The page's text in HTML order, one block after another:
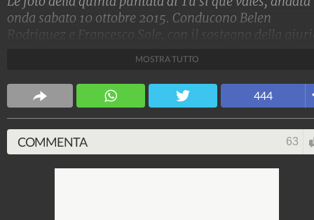
onda sabato 10 ottobre 2015. Conducono Belen
Rodriguez e Francesco Sole, con il sostegno della
Spettacolo Fanpage
MOSTRA TUTTO
444
COMMENTA 63